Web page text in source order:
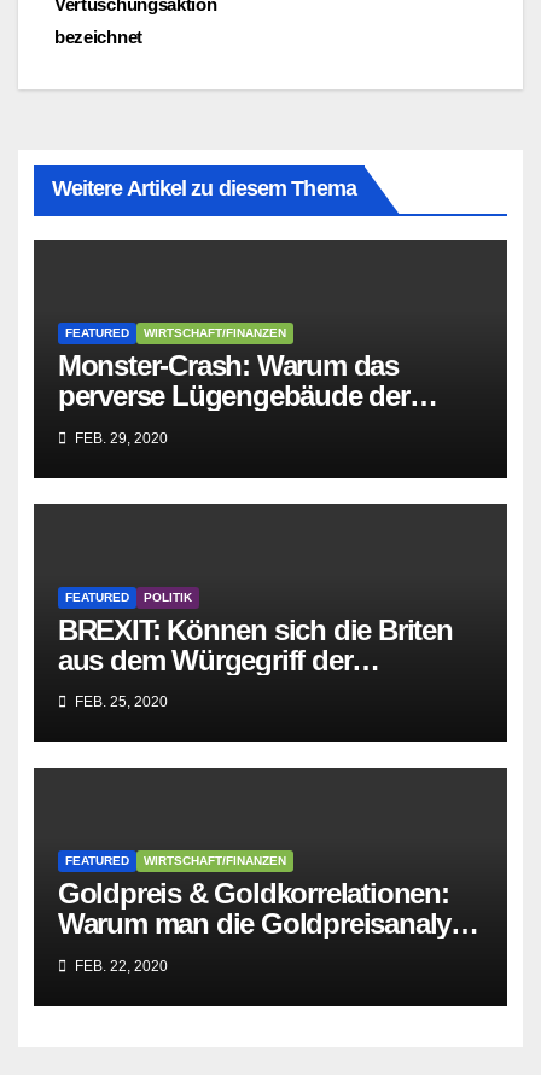
Vertuschungsaktion
bezeichnet
Weitere Artikel zu diesem Thema
FEATURED WIRTSCHAFT/FINANZEN
Monster-Crash: Warum das
perverse Lügengebäude der
Sozialisten in sich
zusammenbricht!
FEB. 29, 2020
FEATURED POLITIK
BREXIT: Können sich die Briten
aus dem Würgegriff der
parasitären EU-Mafia befreien?
FEB. 25, 2020
FEATURED WIRTSCHAFT/FINANZEN
Goldpreis & Goldkorrelationen:
Warum man die Goldpreisanalyse
besser Profis überlässt!
FEB. 22, 2020